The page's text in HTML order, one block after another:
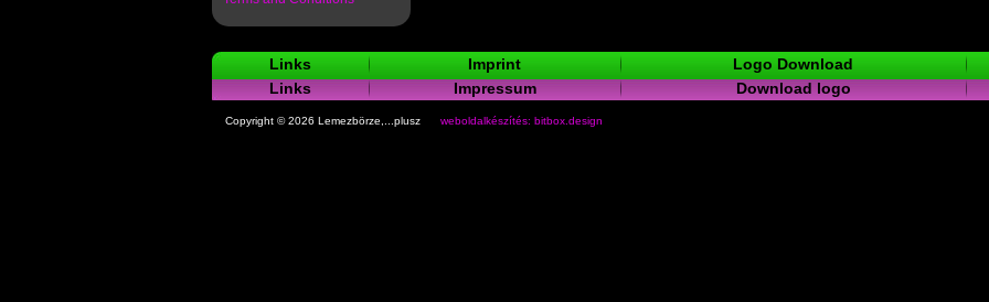
Links Imprint Logo Download
Links
Impressum Download logo
Copyright © 2026 Lemezbörze,...plusz weboldalkészítés: bitbox.design